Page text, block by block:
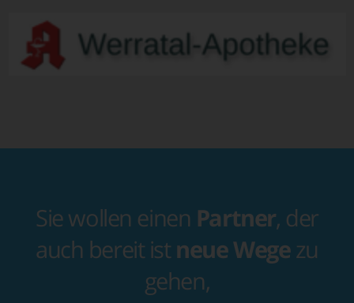
Sie wollen einen Partner, der
auch bereit ist neue Wegezu
gehen,